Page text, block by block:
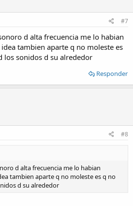
#7
d alta frecuencia me lo habian
tambien aparte q no moleste es
los sonidos d su alrededor
Responder
#8
d alta frecuencia me lo habian
tambien aparte q no moleste es q no
d su alrededor